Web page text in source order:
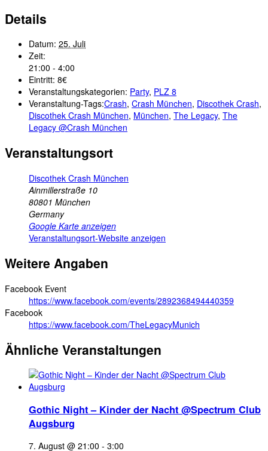
Details
Datum: 25. Juli
Zeit:
21:00 - 4:00
Eintritt: 8€
Veranstaltungskategorien: Party, PLZ 8
Veranstaltung-Tags:Crash, Crash München, Discothek Crash,
Discothek Crash München, München, The Legacy, The
Legacy @Crash München
Veranstaltungsort
Discothek Crash München
Ainmillerstraße 10
80801 München
Germany
Google Karte anzeigen
Veranstaltungsort-Website anzeigen
Weitere Angaben
Facebook Event
https://www.facebook.com/events/2892368494440359
Facebook
https://www.facebook.com/TheLegacyMunich
Ähnliche Veranstaltungen
Gothic Night – Kinder der Nacht @Spectrum Club
Augsburg
7. August @ 21:00 - 3:00